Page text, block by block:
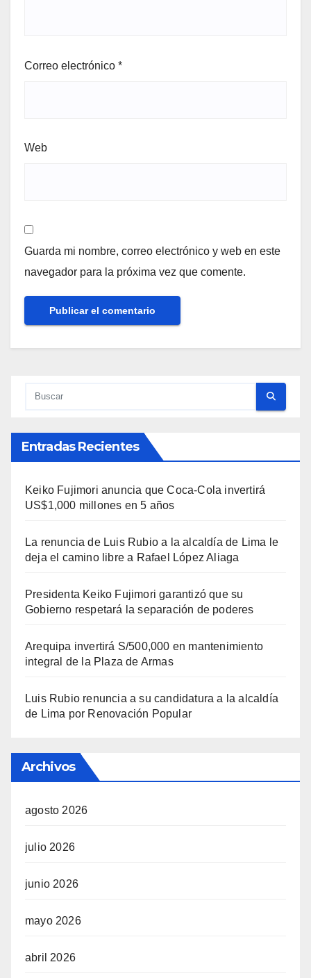
Correo electrónico *
Web
Guarda mi nombre, correo electrónico y web en este
navegador para la próxima vez que comente.
Entradas Recientes
Keiko Fujimori anuncia que Coca-Cola invertirá
US$1,000 millones en 5 años
La renuncia de Luis Rubio a la alcaldía de Lima le
deja el camino libre a Rafael López Aliaga
Presidenta Keiko Fujimori garantizó que su
Gobierno respetará la separación de poderes
Arequipa invertirá S/500,000 en mantenimiento
integral de la Plaza de Armas
Luis Rubio renuncia a su candidatura a la alcaldía
de Lima por Renovación Popular
Archivos
agosto 2026
julio 2026
junio 2026
mayo 2026
abril 2026